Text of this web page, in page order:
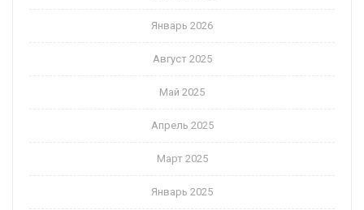
Январь 2026
Август 2025
Май 2025
Апрель 2025
Март 2025
Январь 2025